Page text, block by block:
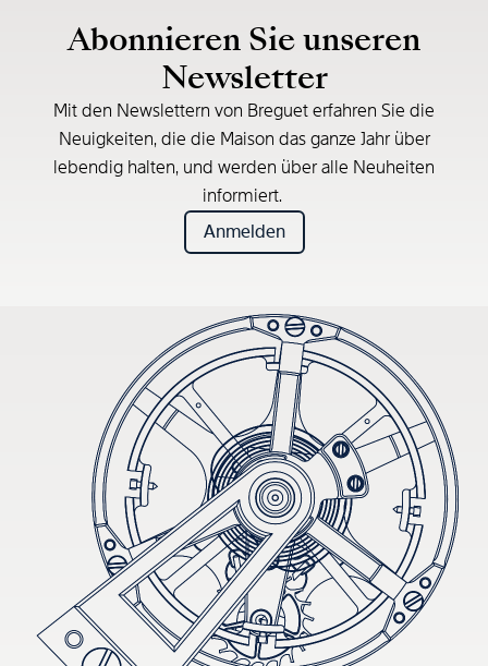
Abonnieren Sie unseren
Newsletter
Mit den Newslettern von Breguet erfahren Sie die
Neuigkeiten, die die Maison das ganze Jahr über
lebendig halten, und werden über alle Neuheiten
informiert.
Anmelden